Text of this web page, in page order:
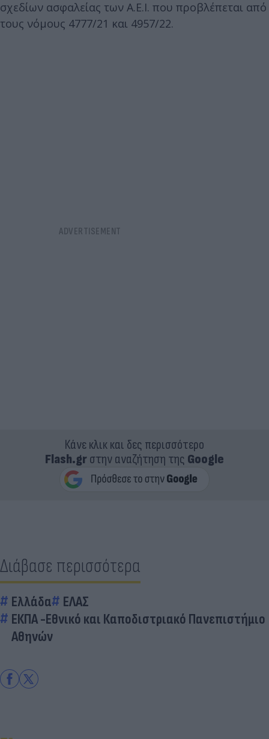
σχεδίων ασφαλείας των Α.Ε.Ι. που προβλέπεται από
τους νόμους 4777/21 και 4957/22.
Κάνε κλικ και δες περισσότερο
Flash.grστην αναζήτηση της Google
Διάβασε περισσότερα
Ελλάδα
ΕΛΑΣ
ΕΚΠΑ -Εθνικό και Καποδιστριακό Πανεπιστήμιο
Αθηνών